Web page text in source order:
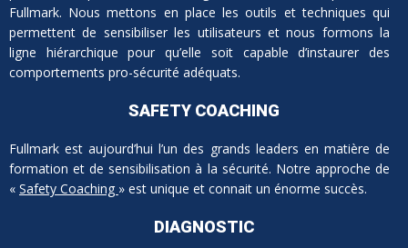
Fullmark. Nous mettons en place les outils et techniques qui
permettent de sensibiliser les utilisateurs et nous formons la
ligne hiérarchique pour qu’elle soit capable d’instaurer des
comportements pro-sécurité adéquats.
SAFETY COACHING
Fullmark est aujourd’hui l’un des grands leaders en matière de
formation et de sensibilisation à la sécurité. Notre approche de
« Safety Coaching » est unique et connait un énorme succès.
DIAGNOSTIC